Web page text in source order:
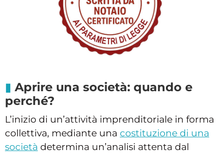
Aprire una società: quando e
perché?
L’inizio di un’attività imprenditoriale in forma
collettiva, mediante una costituzione di una
società determina un’analisi attenta dal